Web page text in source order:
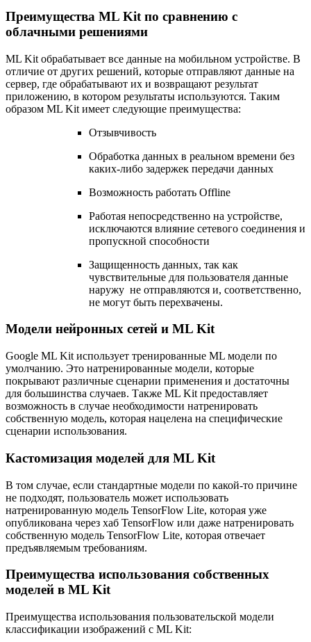
Преимущества ML Kit по сравнению с
облачными решениями
ML Kit обрабатывает все данные на мобильном устройстве. В
отличие от других решений, которые отправляют данные на
сервер, где обрабатывают их и возвращают результат
приложению, в котором результаты используются. Таким
образом ML Kit имеет следующие преимущества:
Отзывчивость
Обработка данных в реальном времени без
каких-либо задержек передачи данных
Возможность работать Offline
Работая непосредственно на устройстве,
исключаются влияние сетевого соединения и
пропускной способности
Защищенность данных, так как
чувствительные для пользователя данные
наружу не отправляются и, соответственно,
не могут быть перехвачены.
Модели нейронных сетей и ML Kit
Google ML Kit использует тренированные ML модели по
умолчанию. Это натренированные модели, которые
покрывают различные сценарии применения и достаточны
для большинства случаев. Также ML Kit предоставляет
возможность в случае необходимости натренировать
собственную модель, которая нацелена на специфические
сценарии использования.
Кастомизация моделей для ML Kit
В том случае, если стандартные модели по какой-то причине
не подходят, пользователь может использовать
натренированную модель TensorFlow Lite, которая уже
опубликована через хаб TensorFlow или даже натренировать
собственную модель TensorFlow Lite, которая отвечает
предъявляемым требованиям.
Преимущества использования собственных
моделей в ML Kit
Преимущества использования пользовательской модели
классификации изображений с ML Kit: